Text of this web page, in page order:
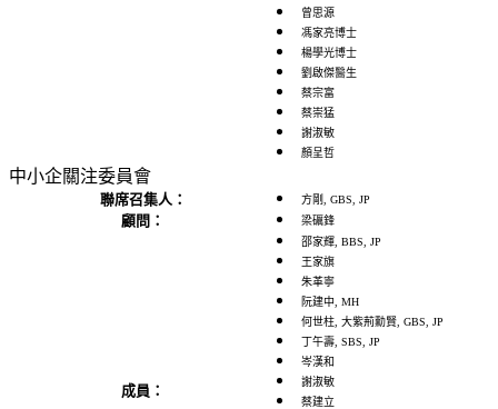
曾思源
馮家亮博士
楊學光博士
劉啟傑醫生
蔡宗富
蔡崇猛
謝淑敏
顏呈哲
中小企關注委員會
聯席召集人： 方剛, GBS, JP
顧問： 梁礪鋒
成員：
邵家輝, BBS, JP
王家旗
朱革寧
阮建中, MH
何世柱, 大紫荊勳賢, GBS, JP
丁午壽, SBS, JP
岑漢和
謝淑敏
蔡建立